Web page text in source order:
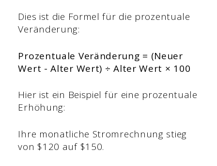
Dies ist die Formel für die prozentuale
Veränderung:
Prozentuale Veränderung = (Neuer
Wert - Alter Wert) ÷ Alter Wert × 100
Hier ist ein Beispiel für eine prozentuale
Erhöhung:
Ihre monatliche Stromrechnung stieg
von $120 auf $150.